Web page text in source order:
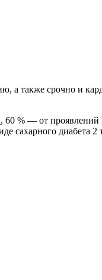
также срочно и
, 60 % — от проявлений
сахарного